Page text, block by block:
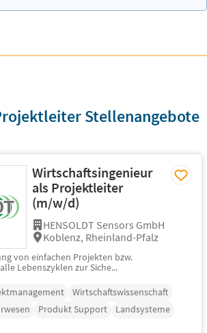
Stellenangebote
Wirtschaftsingenieur
als Projektleiter
(m/w/d)
HENSOLDT Sensors GmbH
Koblenz, Rheinland-Pfalz
von einfachen Projekten bzw.
Lebenszyklen zur Siche...
Wirtschaftswissenschaft
Produkt Support
Landsysteme